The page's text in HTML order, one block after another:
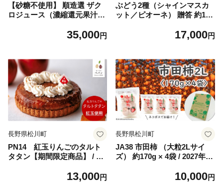
【砂糖不使用】 順造選 ザク
ロジュース（濃縮還元果汁10
6］// 果汁飲料 果物ジュース
存料不使用 健康 美容
35,000円
ぶどう2種（シャインマスカ
ット／ピオーネ） 贈答 約1.8
//産地直送 ブドウ 果物 フル
17,000円
長野県松川町
PN14 紅玉りんごのタルト
タタン【期間限定商品】 / 20
野県産 紅玉 リンゴ 林檎 フラ
13,000円
長野県松川町
JA38 市田柿 （大粒2Lサイ
ズ） 約170g × 4袋 / 2027年1
// 長野県 南信州 干し柿 干柿
10,000円